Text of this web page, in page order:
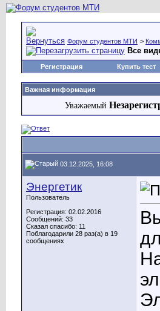
Форум студентов МТИ >
Все
Регистрация Купить тест
Важная информация
Уважаемый
03.12.2025, 16:08
Энергетик
Пользователь
Регистрация: 02.02.2016
Сообщений: 33
Сказал спасибо: 11
Поблагодарили 28 раз(а) в 19
сообщениях